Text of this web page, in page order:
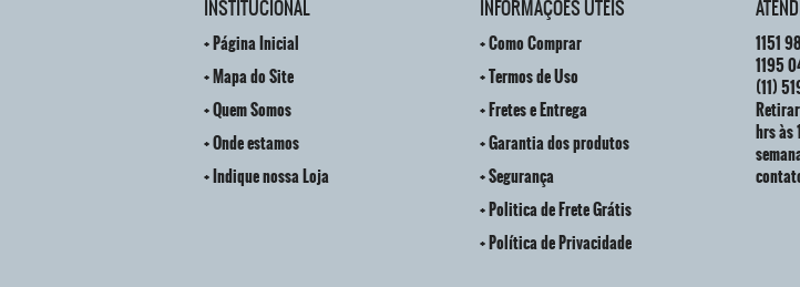
INSTITUCIONAL
Página Inicial
Mapa do Site
Quem Somos
Onde estamos
Indique nossa Loja
INFORMAÇÕES ÚTEIS
Como Comprar
Termos de Uso
Fretes e Entrega
Garantia dos produtos
Segurança
Politica de Frete Grátis
Política de Privacidade
1151
1195
(11)
hrs às